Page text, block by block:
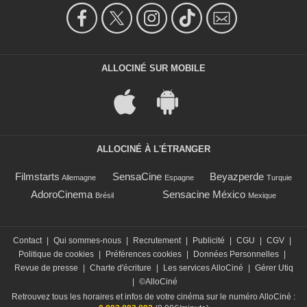
ALLOCINÉ SUR MOBILE
ALLOCINÉ À L'ÉTRANGER
Filmstarts Allemagne SensaCine Espagne Beyazperde Turquie
AdoroCinema Brésil Sensacine México Mexique
Contact Qui sommes-nous Recrutement Publicité CGU CGV
Politique de cookies
Préférences cookies Données Personnelles
Revue de presse
Charte d'écriture Les services AlloCiné
Gérer Utiq
©AlloCiné
Retrouvez tous les horaires et infos de votre cinéma sur le numéro AlloCiné :